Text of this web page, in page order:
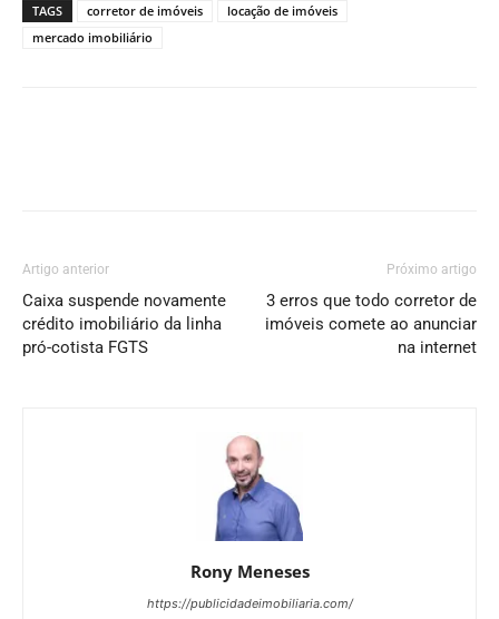
TAGS corretor de imóveis
locação de imóveis
mercado imobiliário
Artigo anterior
Caixa suspende novamente
crédito imobiliário da linha
pró-cotista FGTS
Próximo artigo
3 erros que todo corretor de
imóveis comete ao anunciar
na internet
Rony Meneses
https://publicidadeimobiliaria.com/